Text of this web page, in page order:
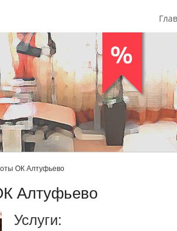
ОК Алтуфьево
Алтуфьево
Услуги: